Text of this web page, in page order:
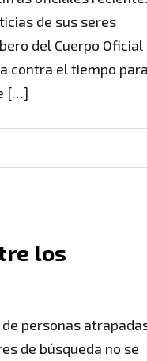
de sus seres
del Cuerpo Oficial
contra el tiempo para
[…]
los
personas
de búsqueda no se